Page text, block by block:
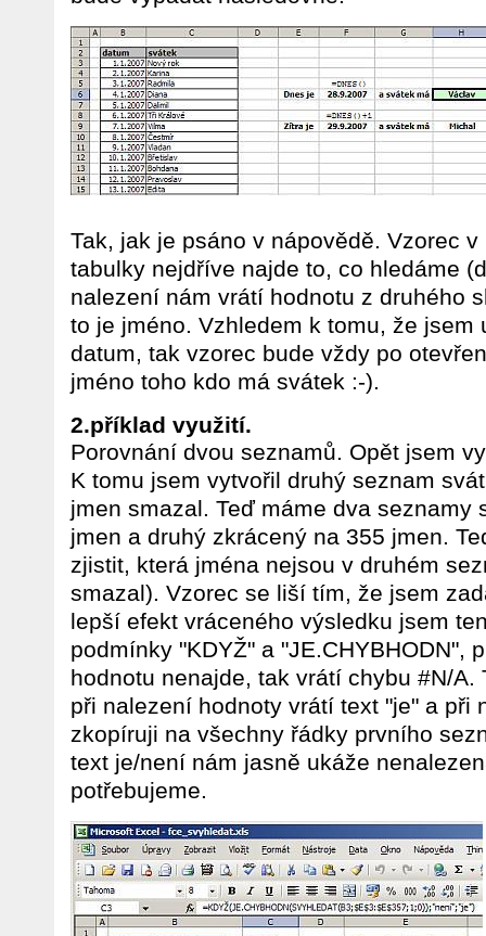
Tak, jak je psáno v nápovědě. Vzorec
tabulky nejdříve najde to, co hledáme
nalezení nám vrátí hodnotu z druhého
to je jméno. Vzhledem k tomu, že jsem
datum, tak vzorec bude vždy po
jméno toho kdo má svátek :-).
2.příklad využití.
Porovnání dvou seznamů. Opět jsem
K tomu jsem vytvořil druhý seznam
jmen smazal. Teď máme dva seznamy
jmen a druhý zkrácený na 355 jmen.
zjistit, která jména nejsou v druhém
smazal). Vzorec se liší tím, že jsem
lepší efekt vráceného výsledku jsem
podmínky "KDYŽ" a "JE.CHYBHODN",
hodnotu nenajde, tak vrátí chybu #N/
při nalezení hodnoty vrátí text "je" a při
zkopíruji na všechny řádky prvního
text je/není nám jasně ukáže
potřebujeme.